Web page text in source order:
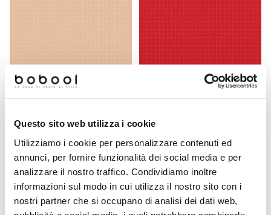
Questo sito web utilizza i cookie
Utilizziamo i cookie per personalizzare contenuti ed
annunci, per fornire funzionalità dei social media e per
analizzare il nostro traffico. Condividiamo inoltre
informazioni sul modo in cui utilizza il nostro sito con i
nostri partner che si occupano di analisi dei dati web,
Micromosaico vetroso rosa
10.62 - Vetricolor 10,
Richiedi preventivo
Micromosaico vetroso rosso
10.81 con kit installazione -
Vetricolor 10, Bisazza
Richiedi preventivo